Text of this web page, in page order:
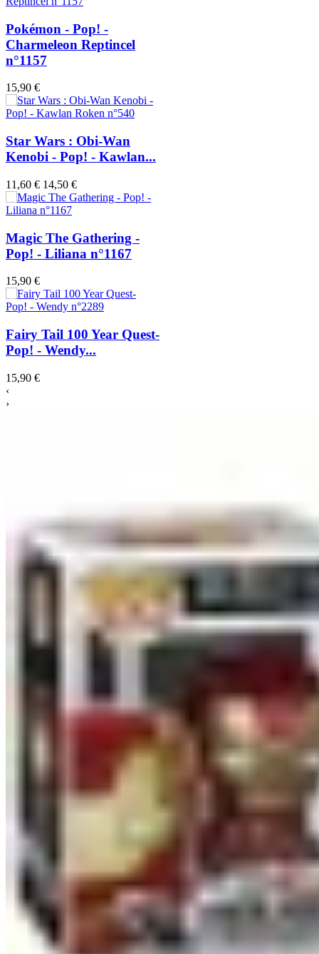
Pokémon - Pop! -
Charmeleon Reptincel
n°1157
15,90 €
Star Wars : Obi-Wan
Kenobi - Pop! - Kawlan...
11,60 € 14,50 €
Magic The Gathering -
Pop! - Liliana n°1167
15,90 €
Fairy Tail 100 Year Quest-
Pop! - Wendy...
15,90 €
‹
›